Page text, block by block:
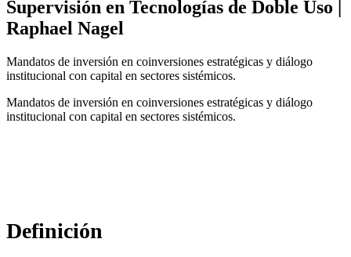
Supervisión en Tecnologías de Doble Uso |
Raphael Nagel
Mandatos de inversión en coinversiones estratégicas y diálogo
institucional con capital en sectores sistémicos.
Mandatos de inversión en coinversiones estratégicas y diálogo
institucional con capital en sectores sistémicos.
Definición